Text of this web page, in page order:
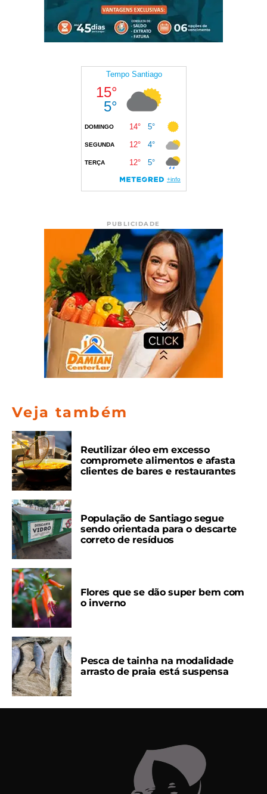
PUBLICIDADE
Veja também
Reutilizar óleo em excesso
compromete alimentos e afasta
clientes de bares e restaurantes
População de Santiago segue
sendo orientada para o descarte
correto de resíduos
Flores que se dão super bem com
o inverno
Pesca de tainha na modalidade
arrasto de praia está suspensa